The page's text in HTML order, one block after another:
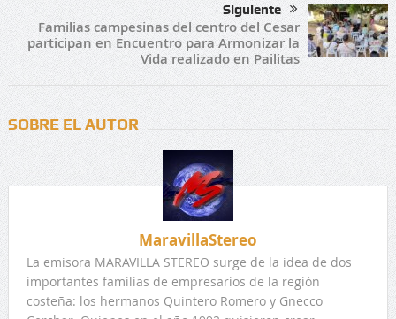
Siguiente
Familias campesinas del centro del Cesar
participan en Encuentro para Armonizar la
Vida realizado en Pailitas
SOBRE EL AUTOR
MaravillaStereo
La emisora MARAVILLA STEREO surge de la idea de dos
importantes familias de empresarios de la región
costeña: los hermanos Quintero Romero y Gnecco